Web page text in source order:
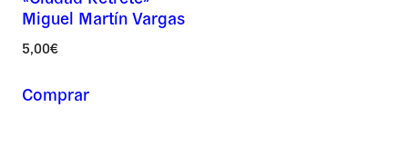
Miguel Martín Vargas
5,00€
Comprar
Asunto *